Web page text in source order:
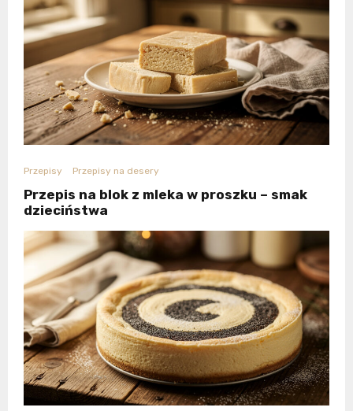
Przepisy Przepisy na desery
Przepis na blok z mleka w proszku – smak
dzieciństwa